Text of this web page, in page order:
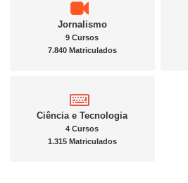
Jornalismo
9 Cursos
7.840 Matriculados
Ciência e Tecnologia
4 Cursos
1.315 Matriculados